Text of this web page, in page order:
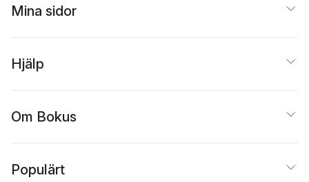
Mina sidor
Hjälp
Om Bokus
Populärt